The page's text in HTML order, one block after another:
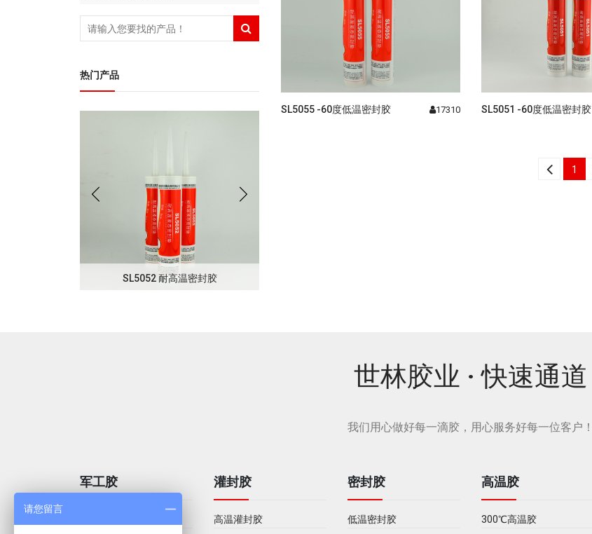
热门产品
SL5052 耐高温密封胶
SL5055 -60度低温密封胶 17310 SL5051 -60度低温密封胶
1
世林胶业 · 快速通道
我们用心做好每一滴胶，用心服务好每一位客户！
军工胶 灌封胶
高温灌封胶
密封胶
低温密封胶
高温胶
300℃高温胶
请您留言